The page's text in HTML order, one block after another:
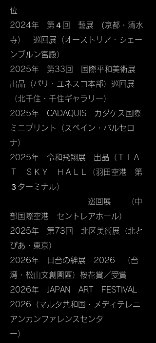
位
​2024年 第４回 藝展 (京都・清水
寺） 巡回展（オーストリア・シェー
ンブルン宮殿）
​2025年 第33回 国際平和美術展
出品（パリ・ユネスコ本部）巡回展
（北千住・千住ギャラリー）​
2025年 CADAQUIS カダケス国際
ミニプリント（スペイン・バルセロ
ナ）
​2025年 令和飛翔展 出品（ＴＩＡ
Ｔ ＳＫＹ ＨＡＬＬ（羽田空港 第
３ターミナル）
​ 巡回展 （中
部国際空港 セントレアホール）
2025年 第73回 北区美術展（北と
ぴあ・東京）
2026年 日台の絆展 2026 （台
湾・松山文創園區）桜花賞／受賞
2026年 JAPAN ART FESTIVAL
2026（マルタ共和国・メディテレニ
アンカンファレンスセンタ
ー）